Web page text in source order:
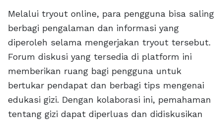
Melalui tryout online, para pengguna bisa saling
berbagi pengalaman dan informasi yang
diperoleh selama mengerjakan tryout tersebut.
Forum diskusi yang tersedia di platform ini
memberikan ruang bagi pengguna untuk
bertukar pendapat dan berbagi tips mengenai
edukasi gizi. Dengan kolaborasi ini, pemahaman
tentang gizi dapat diperluas dan didiskusikan